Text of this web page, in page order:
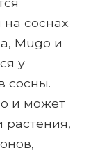
соснах.
Mugo и
у
сосны.
и может
растения,